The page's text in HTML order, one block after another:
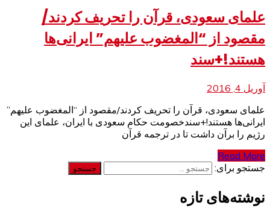
علمای سعودی، قرآن را تحریف کردند/
مقصود از “المغضوب علیهم” ایرانی‌ها
هستند!+سند
آوریل 4, 2016
علمای سعودی، قرآن را تحریف کردند/مقصود از “المغضوب علیهم”
ایرانی‌ها هستند!+سندخصومت حکام سعودی با ایران، علمای این
رژیم را برآن داشت تا در ترجمه قرآن
Read More
جستجو برای:
نوشته‌های تازه